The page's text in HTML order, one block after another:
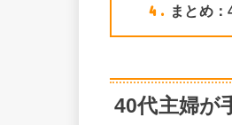
4 まとめ
40代主婦が